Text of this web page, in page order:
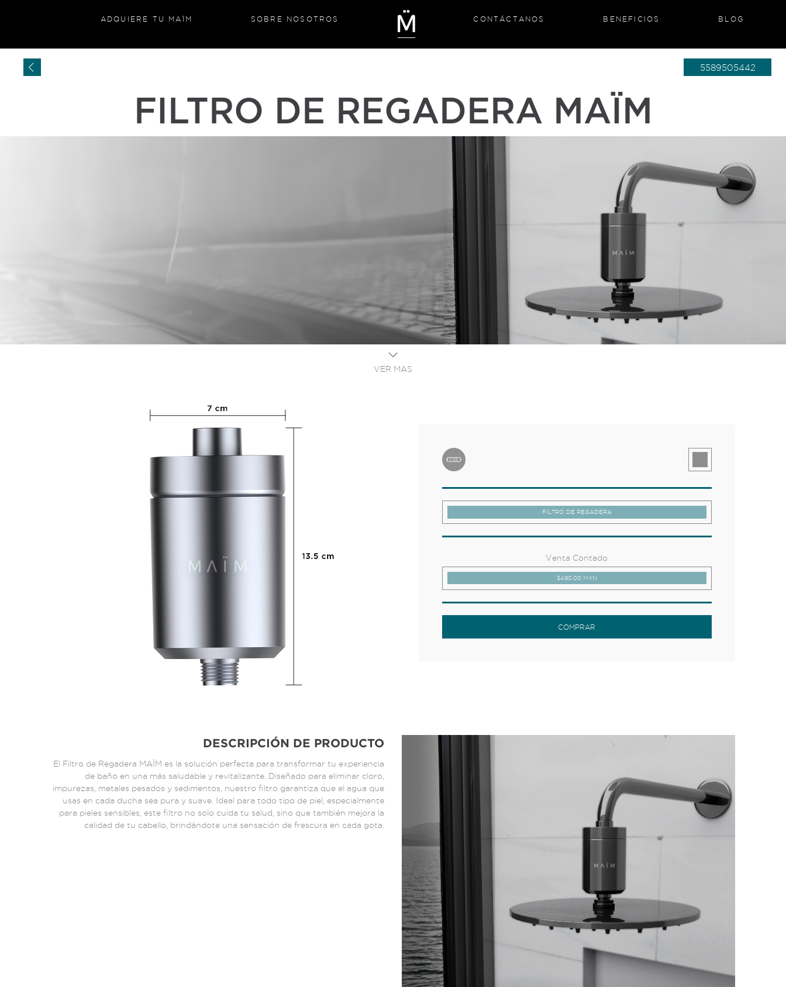
ADQUIERE TU MAÏM SOBRE NOSOTROS CONTÁCTANOS BENEFICIOS BLOG
FILTRO DE REGADERA MAÏM
VER MAS
FILTRO DE REGADERA
Venta Contado
$490.00 MXN
COMPRAR
DESCRIPCIÓN DE PRODUCTO
El Filtro de Regadera MAÏM es la solución perfecta para transformar tu experiencia
de baño en una más saludable y revitalizante. Diseñado para eliminar cloro,
impurezas, metales pesados y sedimentos, nuestro filtro garantiza que el agua que
usas en cada ducha sea pura y suave. Ideal para todo tipo de piel, especialmente
para pieles sensibles, este filtro no solo cuida tu salud, sino que también mejora la
calidad de tu cabello, brindándote una sensación de frescura en cada gota.
5589505442